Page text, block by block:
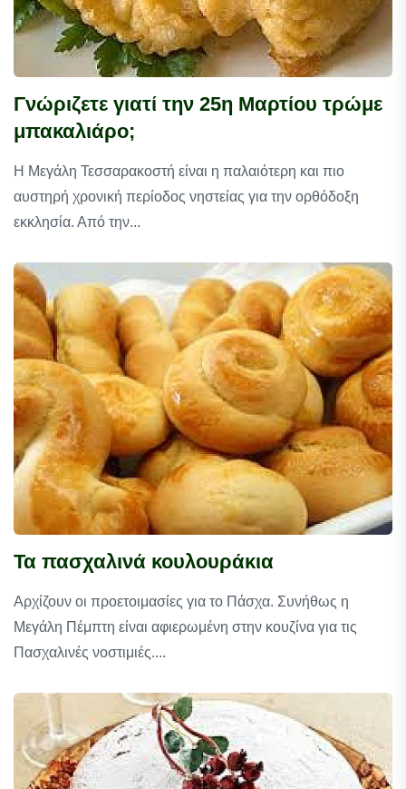
Γνώριζετε γιατί την 25η Μαρτίου τρώμε
μπακαλιάρο;
Η Μεγάλη Τεσσαρακοστή είναι η παλαιότερη και πιο
αυστηρή χρονική περίοδος νηστείας για την ορθόδοξη
εκκλησία. Από την...
Τα πασχαλινά κουλουράκια
Αρχίζουν οι προετοιμασίες για το Πάσχα. Συνήθως η
Μεγάλη Πέμπτη είναι αφιερωμένη στην κουζίνα για τις
Πασχαλινές νοστιμιές....